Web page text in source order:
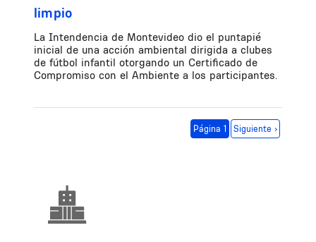
limpio
La Intendencia de Montevideo dio el puntapié
inicial de una acción ambiental dirigida a clubes
de fútbol infantil otorgando un Certificado de
Compromiso con el Ambiente a los participantes.
Página 1 Siguiente página
Siguiente ›